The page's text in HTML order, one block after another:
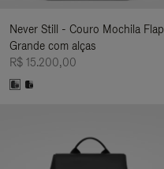
Never Still - Couro Mochila Flap
Grande com alças
R$ 15.200,00